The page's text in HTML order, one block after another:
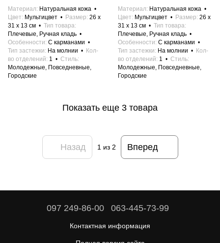
Материал
Натуральная кожа
Цвет
Мультицвет Размер 26 x
31 x 13 см
Тип товара
Плечевые, Ручная кладь
Особенности С карманами
Тип застежки
На молнии
Кол-
во отделений 1
Стиль
Молодежные, Повседневные,
Городские
Материал
Натуральная кожа
Цвет
Мультицвет Размер 26 x
31 x 13 см
Тип товара
Плечевые, Ручная кладь
Особенности С карманами
Тип застежки
На молнии
Кол-
во отделений 1
Стиль
Молодежные, Повседневные,
Городские
Показать еще 3 товара
Назад 1 из 2 Вперед
097 249-86-00 063-445-73-99
Контактная информация